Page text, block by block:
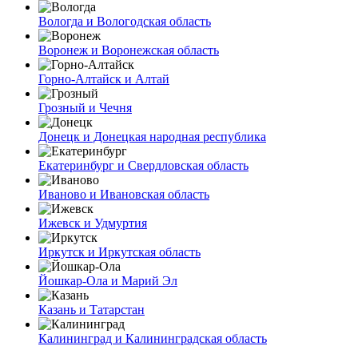
Вологда и Вологодская область
Воронеж и Воронежская область
Горно-Алтайск и Алтай
Грозный и Чечня
Донецк и Донецкая народная республика
Екатеринбург и Свердловская область
Иваново и Ивановская область
Ижевск и Удмуртия
Иркутск и Иркутская область
Йошкар-Ола и Марий Эл
Казань и Татарстан
Калининград и Калининградская область